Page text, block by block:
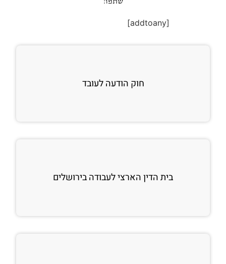
[addtoany]
חוק הודעה לעובד
בית הדין הארצי לעבודה בירושלים